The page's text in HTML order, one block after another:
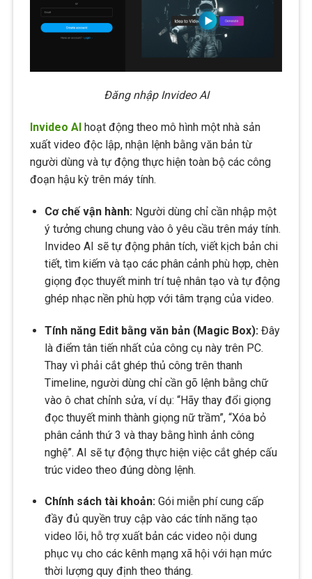
Đăng nhập Invideo AI
Invideo AI hoạt động theo mô hình một nhà sản
xuất video độc lập, nhận lệnh bằng văn bản từ
người dùng và tự động thực hiện toàn bộ các công
đoạn hậu kỳ trên máy tính.
Cơ chế vận hành: Người dùng chỉ cần nhập một
ý tưởng chung chung vào ô yêu cầu trên máy tính.
Invideo AI sẽ tự động phân tích, viết kịch bản chi
tiết, tìm kiếm và tạo các phân cảnh phù hợp, chèn
giọng đọc thuyết minh trí tuệ nhân tạo và tự động
ghép nhạc nền phù hợp với tâm trạng của video.
Tính năng Edit bằng văn bản (Magic Box): Đây
là điểm tân tiến nhất của công cụ này trên PC.
Thay vì phải cắt ghép thủ công trên thanh
Timeline, người dùng chỉ cần gõ lệnh bằng chữ
vào ô chat chỉnh sửa, ví dụ: “Hãy thay đổi giọng
đọc thuyết minh thành giọng nữ trầm”, “Xóa bỏ
phân cảnh thứ 3 và thay bằng hình ảnh công
nghệ”. AI sẽ tự động thực hiện việc cắt ghép cấu
trúc video theo đúng dòng lệnh.
Chính sách tài khoản: Gói miễn phí cung cấp
đầy đủ quyền truy cập vào các tính năng tạo
video lõi, hỗ trợ xuất bản các video nội dung
phục vụ cho các kênh mạng xã hội với hạn mức
thời lượng quy định theo tháng.